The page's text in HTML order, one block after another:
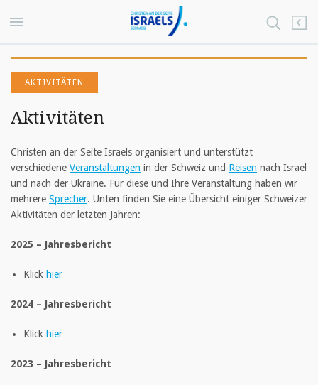
AKTIVITÄTEN
Aktivitäten
Christen an der Seite Israels organisiert und unterstützt
verschiedene Veranstaltungen in der Schweiz und Reisen nach Israel
und nach der Ukraine. Für diese und Ihre Veranstaltung haben wir
mehrere Sprecher. Unten finden Sie eine Übersicht einiger Schweizer
Aktivitäten der letzten Jahren:
2025 – Jahresbericht
Klick hier
2024 – Jahresbericht
Klick hier
2023 – Jahresbericht